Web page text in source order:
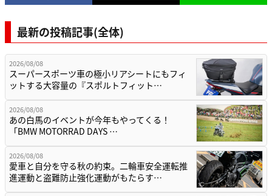
最新の投稿記事(全体)
2026/08/08
スーパースポーツ車の極小リアシートにもフィ
ットする大容量の『スポルトフィット…
2026/08/08
あの白馬のイベントが今年もやってくる！
「BMW MOTORRAD DAYS …
2026/08/08
愛車と自分を守る秋の約束。二輪車安全運転推
進運動と盗難防止強化運動がもたらす…